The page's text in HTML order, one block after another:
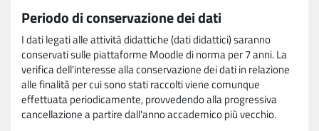
Periodo di conservazione dei dati
I dati legati alle attività didattiche (dati didattici) saranno
conservati sulle piattaforme Moodle di norma per 7 anni. La
verifica dell'interesse alla conservazione dei dati in relazione
alle finalità per cui sono stati raccolti viene comunque
effettuata periodicamente, provvedendo alla progressiva
cancellazione a partire dall'anno accademico più vecchio.